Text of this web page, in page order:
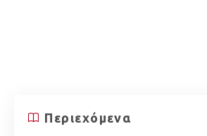
Περιεχόμενα